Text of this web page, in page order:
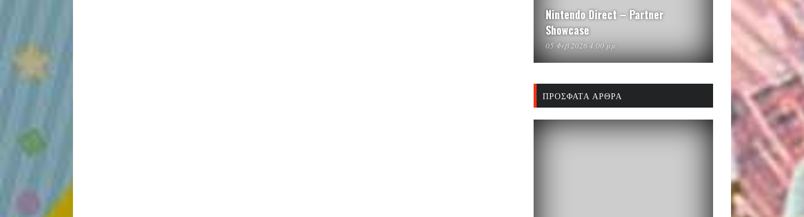
Nintendo Direct – Partner
Showcase
05 Φεβ 2026 4:00 μμ
ΠΡΌΣΦΑΤΑ ΆΡΘΡΑ